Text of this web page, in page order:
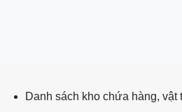
Danh sách kho chứa hàng, vật